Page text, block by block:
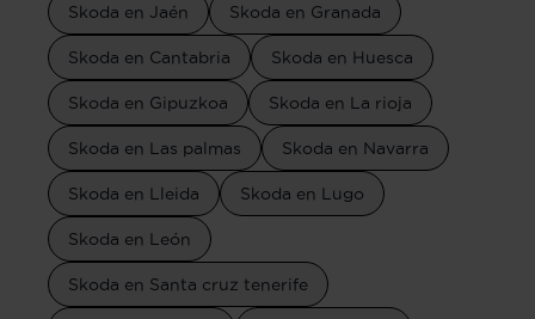
Skoda en Jaén Skoda en Granada
Skoda en Cantabria Skoda en Huesca
Skoda en Gipuzkoa Skoda en La rioja
Skoda en Las palmas Skoda en Navarra
Skoda en Lleida Skoda en Lugo
Skoda en León
Skoda en Santa cruz tenerife